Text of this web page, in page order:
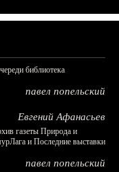
библиотека
павел попельский
Евгений Афанасьев
газеты Природа и
и Последние выставки
павел попельский